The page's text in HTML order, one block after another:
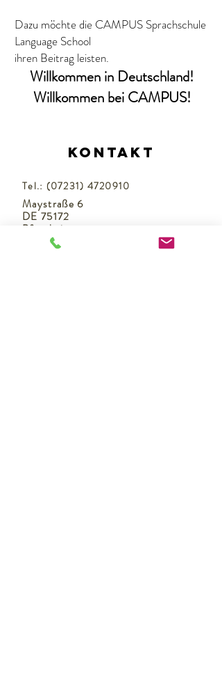
Dazu möchte die CAMPUS Sprachschule
Language School
ihren Beitrag leisten.
Willkommen in Deutschland!
Willkommen bei CAMPUS!
Kontakt
Tel.: (07231) 4720910
Maystraße 6
DE 75172
Pforzheim